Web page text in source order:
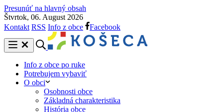
Presunúť na hlavný obsah
Štvrtok, 06. August 2026
Kontakt RSS Info z obce Facebook
Info z obce po ruke
Potrebujem vybaviť
O obci
Osobnosti obce
Základná charakteristika
História obce